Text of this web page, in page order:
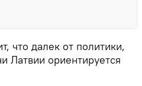
что далек от политики,
Латвии ориентируется